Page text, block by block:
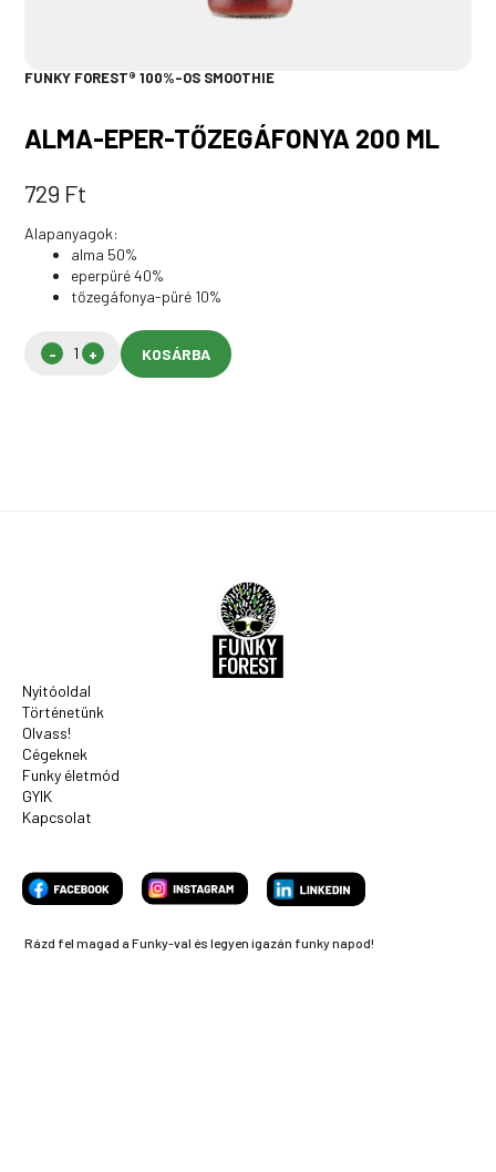
FUNKY FOREST® 100%-OS SMOOTHIE
ALMA-EPER-TŐZEGÁFONYA 200 ML
729 Ft
Alapanyagok:
alma 50%
eperpüré 40%
tőzegáfonya-püré 10%
KOSÁRBA
Nyitóoldal
Történetünk
Olvass!
Cégeknek
Funky életmód
GYIK
Kapcsolat
Rázd fel magad a Funky-val és legyen igazán funky napod!